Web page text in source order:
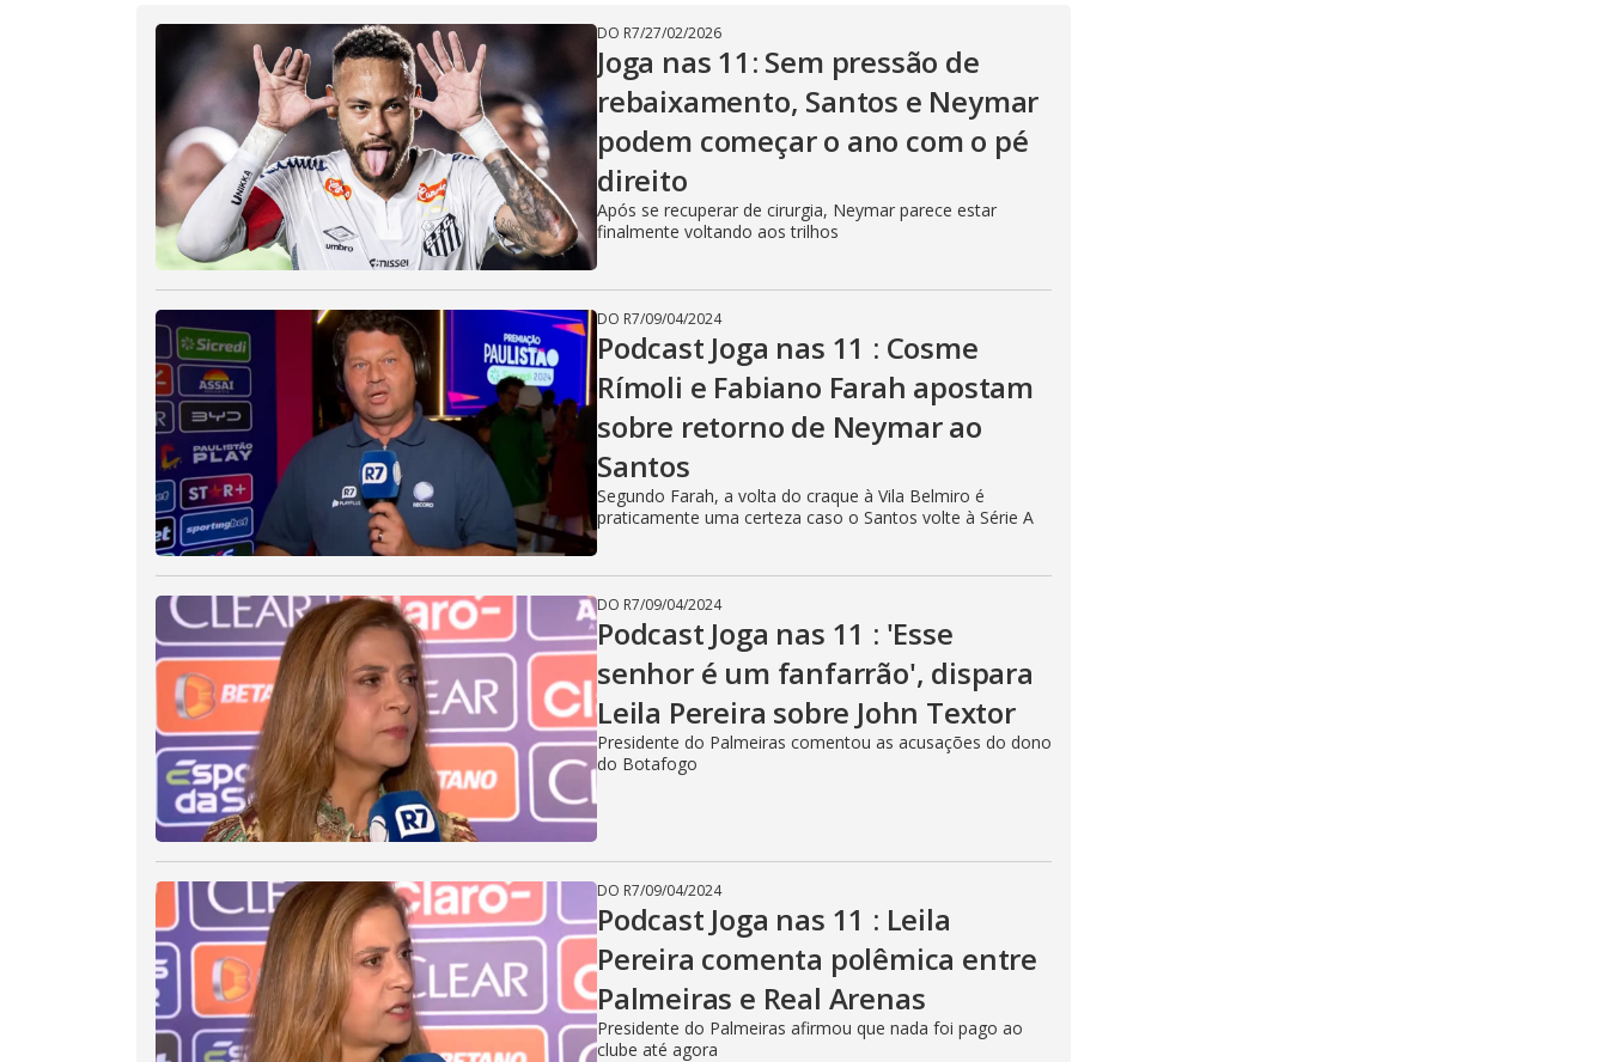
V
i
d
e
o
DO R7/27/02/2026
Joga nas 11: Sem pressão de
rebaixamento, Santos e Neymar
podem começar o ano com o pé
direito
Após se recuperar de cirurgia, Neymar parece estar
finalmente voltando aos trilhos
DO R7/09/04/2024
Podcast Joga nas 11 : Cosme
Rímoli e Fabiano Farah apostam
sobre retorno de Neymar ao
Santos
Segundo Farah, a volta do craque à Vila Belmiro é
praticamente uma certeza caso o Santos volte à Série A
DO R7/09/04/2024
Podcast Joga nas 11 : 'Esse
senhor é um fanfarrão', dispara
Leila Pereira sobre John Textor
Presidente do Palmeiras comentou as acusações do dono
do Botafogo
DO R7/09/04/2024
Podcast Joga nas 11 : Leila
Pereira comenta polêmica entre
Palmeiras e Real Arenas
Presidente do Palmeiras afirmou que nada foi pago ao
clube até agora